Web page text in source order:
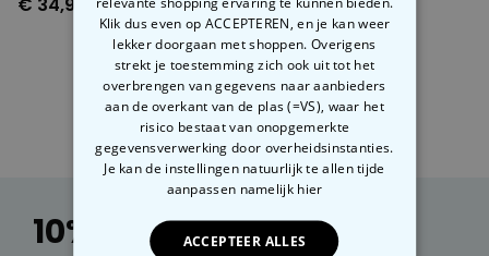
10% korting
Klik dus even op ACCEPTEREN, en je kan weer
lekker doorgaan met shoppen. Overigens
strekt je toestemming zich ook uit tot het
overbrengen van gegevens naar aanbieders
aan de overkant van de plas (=VS), waar het
risico bestaat van onopgemerkte
gegevensverwerking door overheidsinstanties.
Je kan de instellingen natuurlijk te allen tijde
aanpassen namelijk hier
ACCEPTEER ALLES